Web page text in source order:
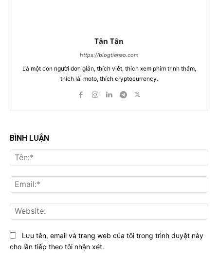
Tân Tân
https://blogtienao.com
Là một con người đơn giản, thích viết, thích xem phim trinh thám,
thích lái moto, thích cryptocurrency.
BÌNH LUẬN
Lưu tên, email và trang web của tôi trong trình duyệt này
cho lần tiếp theo tôi nhận xét.